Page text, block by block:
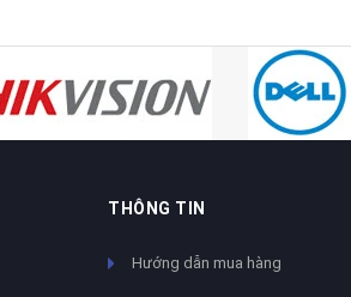
THÔNG TIN
Hướng dẫn mua hàng